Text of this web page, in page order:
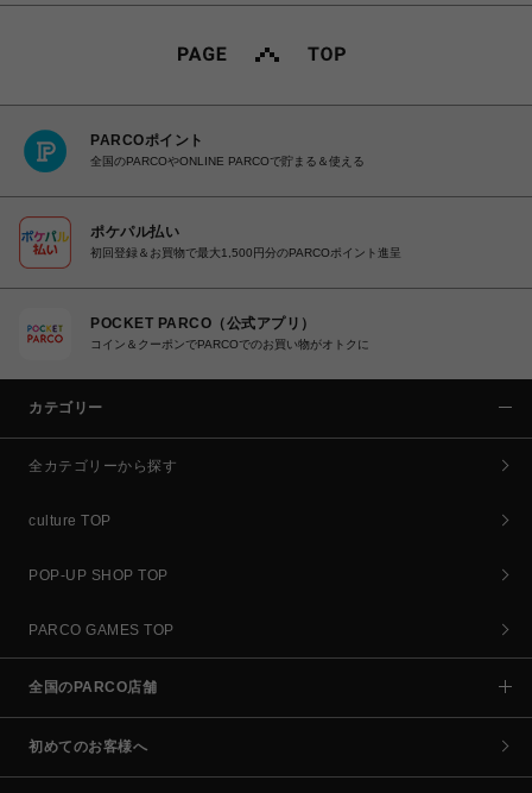
PARCOポイント
全国のPARCOやONLINE PARCOで貯まる＆使える
ポケパル払い
初回登録＆お買物で最大1,500円分のPARCOポイント進呈
POCKET PARCO（公式アプリ）
コイン＆クーポンでPARCOでのお買い物がオトクに
カテゴリー
全カテゴリーから探す
culture TOP
POP-UP SHOP TOP
PARCO GAMES TOP
全国のPARCO店舗
初めてのお客様へ